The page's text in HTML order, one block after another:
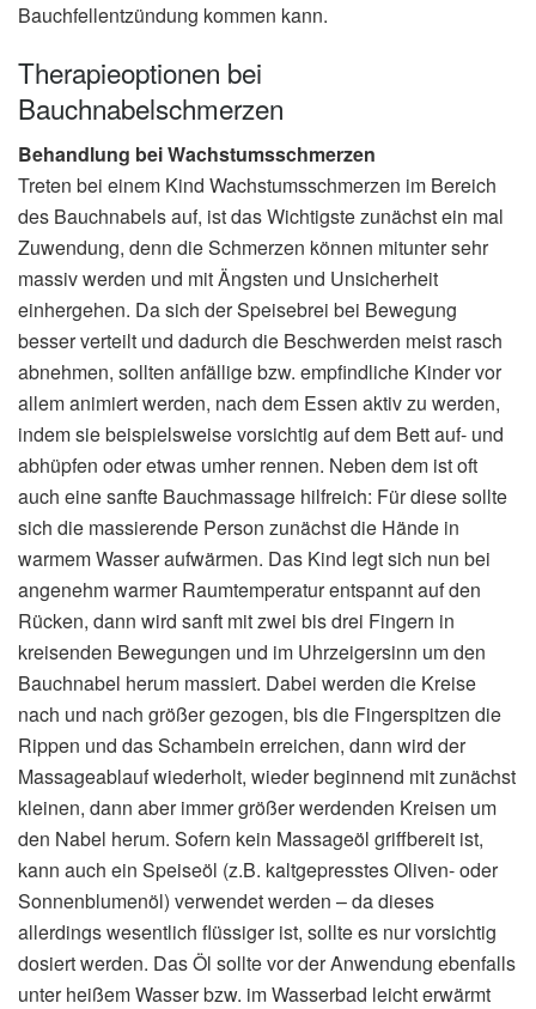
Bauchfellentzündung kommen kann.
Therapieoptionen bei
Bauchnabelschmerzen
Behandlung bei Wachstumsschmerzen
Treten bei einem Kind Wachstumsschmerzen im Bereich
des Bauchnabels auf, ist das Wichtigste zunächst ein mal
Zuwendung, denn die Schmerzen können mitunter sehr
massiv werden und mit Ängsten und Unsicherheit
einhergehen. Da sich der Speisebrei bei Bewegung
besser verteilt und dadurch die Beschwerden meist rasch
abnehmen, sollten anfällige bzw. empfindliche Kinder vor
allem animiert werden, nach dem Essen aktiv zu werden,
indem sie beispielsweise vorsichtig auf dem Bett auf- und
abhüpfen oder etwas umher rennen. Neben dem ist oft
auch eine sanfte Bauchmassage hilfreich: Für diese sollte
sich die massierende Person zunächst die Hände in
warmem Wasser aufwärmen. Das Kind legt sich nun bei
angenehm warmer Raumtemperatur entspannt auf den
Rücken, dann wird sanft mit zwei bis drei Fingern in
kreisenden Bewegungen und im Uhrzeigersinn um den
Bauchnabel herum massiert. Dabei werden die Kreise
nach und nach größer gezogen, bis die Fingerspitzen die
Rippen und das Schambein erreichen, dann wird der
Massageablauf wiederholt, wieder beginnend mit zunächst
kleinen, dann aber immer größer werdenden Kreisen um
den Nabel herum. Sofern kein Massageöl griffbereit ist,
kann auch ein Speiseöl (z.B. kaltgepresstes Oliven- oder
Sonnenblumenöl) verwendet werden – da dieses
allerdings wesentlich flüssiger ist, sollte es nur vorsichtig
dosiert werden. Das Öl sollte vor der Anwendung ebenfalls
unter heißem Wasser bzw. im Wasserbad leicht erwärmt